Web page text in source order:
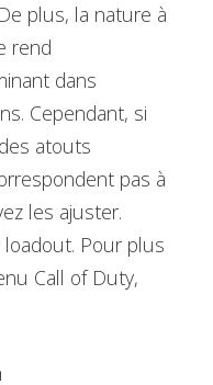
plus, la nature à
rend
dans
Cependant, si
atouts
pas à
les ajuster.
loadout. Pour plus
Call of Duty,